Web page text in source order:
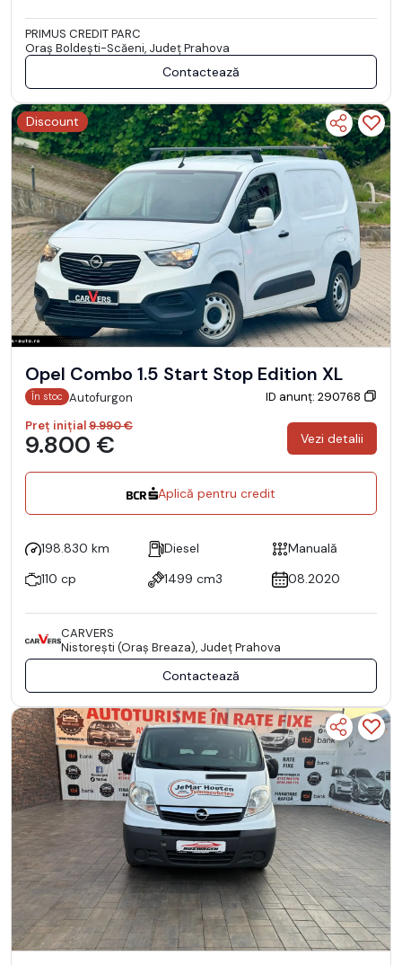
PRIMUS CREDIT PARC
Oraş Boldeşti-Scăeni, Județ Prahova
Contactează
Discount
Opel Combo 1.5 Start Stop Edition XL
În stoc Autofurgon
ID anunț: 290768
Preț inițial9.990 €
9.800 € Vezi detalii
Aplică pentru credit
198.830 km Diesel
Manuală
110 cp
1499 cm3 08.2020
CARVERS
Nistoreşti (Oraş Breaza), Județ Prahova
Contactează